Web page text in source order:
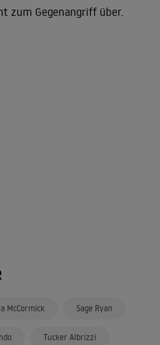
zum Gegenangriff über.
McCormick Sage Ryan
Tucker Albrizzi